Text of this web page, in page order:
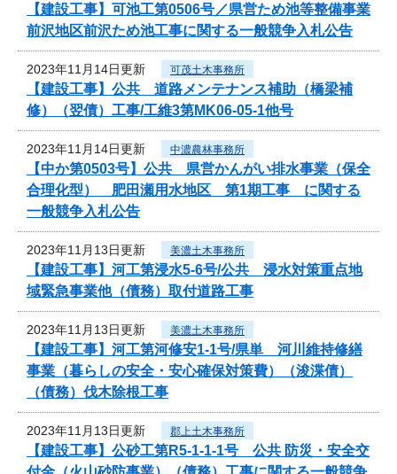
【建設工事】可池工第0506号／県営ため池等整備事業
前沢地区前沢ため池工事に関する一般競争入札公告
2023年11月14日更新 可茂土木事務所
【建設工事】公共 道路メンテナンス補助（橋梁補
修）（翌債）工事/工維3第MK06-05-1他号
2023年11月14日更新 中濃農林事務所
【中か第0503号】公共 県営かんがい排水事業（保全
合理化型） 肥田瀬用水地区 第1期工事 に関する
一般競争入札公告
2023年11月13日更新 美濃土木事務所
【建設工事】河工第浸水5-6号/公共 浸水対策重点地
域緊急事業他（債務）取付道路工事
2023年11月13日更新 美濃土木事務所
【建設工事】河工第河修安1-1号/県単 河川維持修繕
事業（暮らしの安全・安心確保対策費）（浚渫債）
（債務）伐木除根工事
2023年11月13日更新 郡上土木事務所
【建設工事】公砂工第R5-1-1-1号 公共 防災・安全交